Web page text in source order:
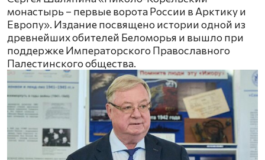
монастырь – первые ворота России в Арктику и
Европу». Издание посвящено истории одной из
древнейших обителей Беломорья и вышло при
поддержке Императорского Православного
Палестинского общества.